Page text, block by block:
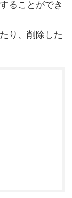
ることができ
り、削除した